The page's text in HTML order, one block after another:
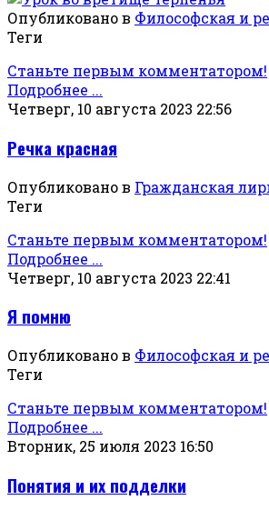
Опубликовано в Философская и
Теги
Станьте первым комментатором!
Подробнее ...
Четверг, 10 августа 2023 22:56
Речка красная
Опубликовано в Гражданская
Теги
Станьте первым комментатором!
Подробнее ...
Четверг, 10 августа 2023 22:41
Я помню
Опубликовано в Философская и
Теги
Станьте первым комментатором!
Подробнее ...
Вторник, 25 июля 2023 16:50
Понятия и их подделки